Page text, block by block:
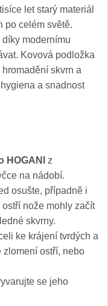
let starý materiál
po celém světě.
modernímu
Kovová podložka
skvrn a
a snadnost
HOGANI z
na nádobí.
osušte, případně i
nože mohly začít
skvrny.
ke krájení tvrdých a
zlomení ostří, nebo
se jeho